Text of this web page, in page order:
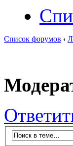
Список форумов ‹